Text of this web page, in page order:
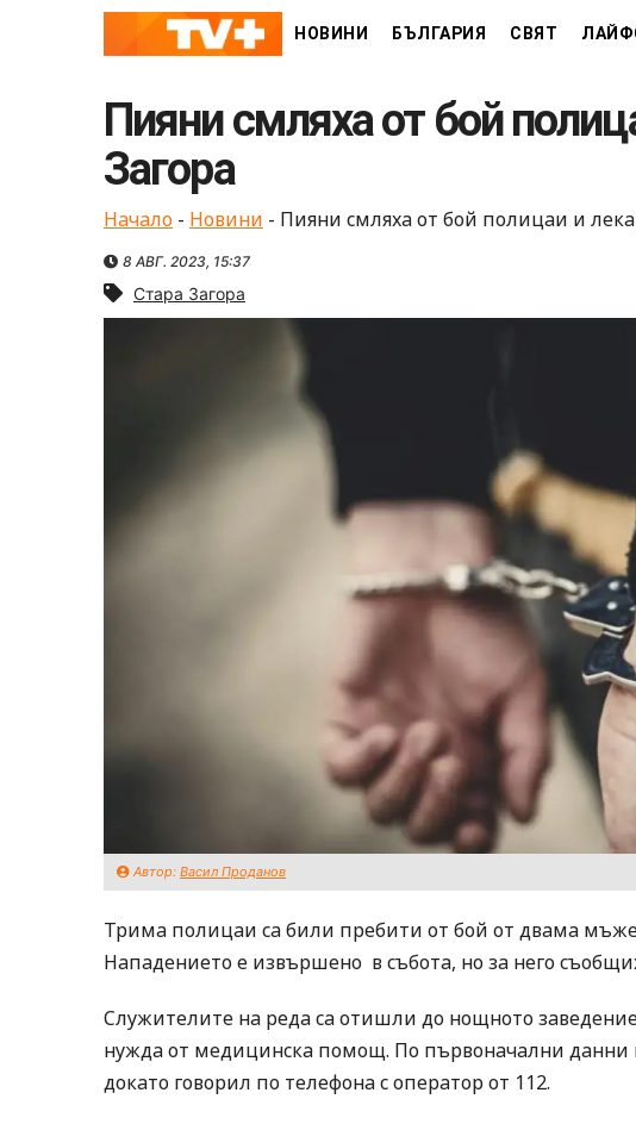
НОВИНИ БЪЛГАРИЯ СВЯТ
Пияни смляха от бой
Загора
Начало - Новини - Пияни смляха от бой полицаи и
8 АВГ. 2023, 15:37
Стара Загора
Автор: Васил Проданов
Трима полицаи са били пребити от бой от двама мъже
Нападението е извършено в събота, но за него
Служителите на реда са отишли до нощното
нужда от медицинска помощ. По първоначални данни
докато говорил по телефона с оператор от 112.